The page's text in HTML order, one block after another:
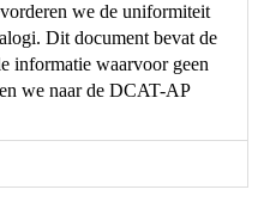
we de uniformiteit
Dit document bevat de
informatie waarvoor geen
we naar de DCAT-AP